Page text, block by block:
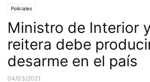
Policiales
Ministro de Interior
reitera debe
desarme en el país
04/03/2021